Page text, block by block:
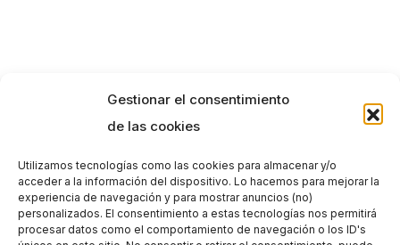
Gestionar el consentimiento
de las cookies
Utilizamos tecnologías como las cookies para almacenar y/o
acceder a la información del dispositivo. Lo hacemos para mejorar la
experiencia de navegación y para mostrar anuncios (no)
personalizados. El consentimiento a estas tecnologías nos permitirá
procesar datos como el comportamiento de navegación o los ID's